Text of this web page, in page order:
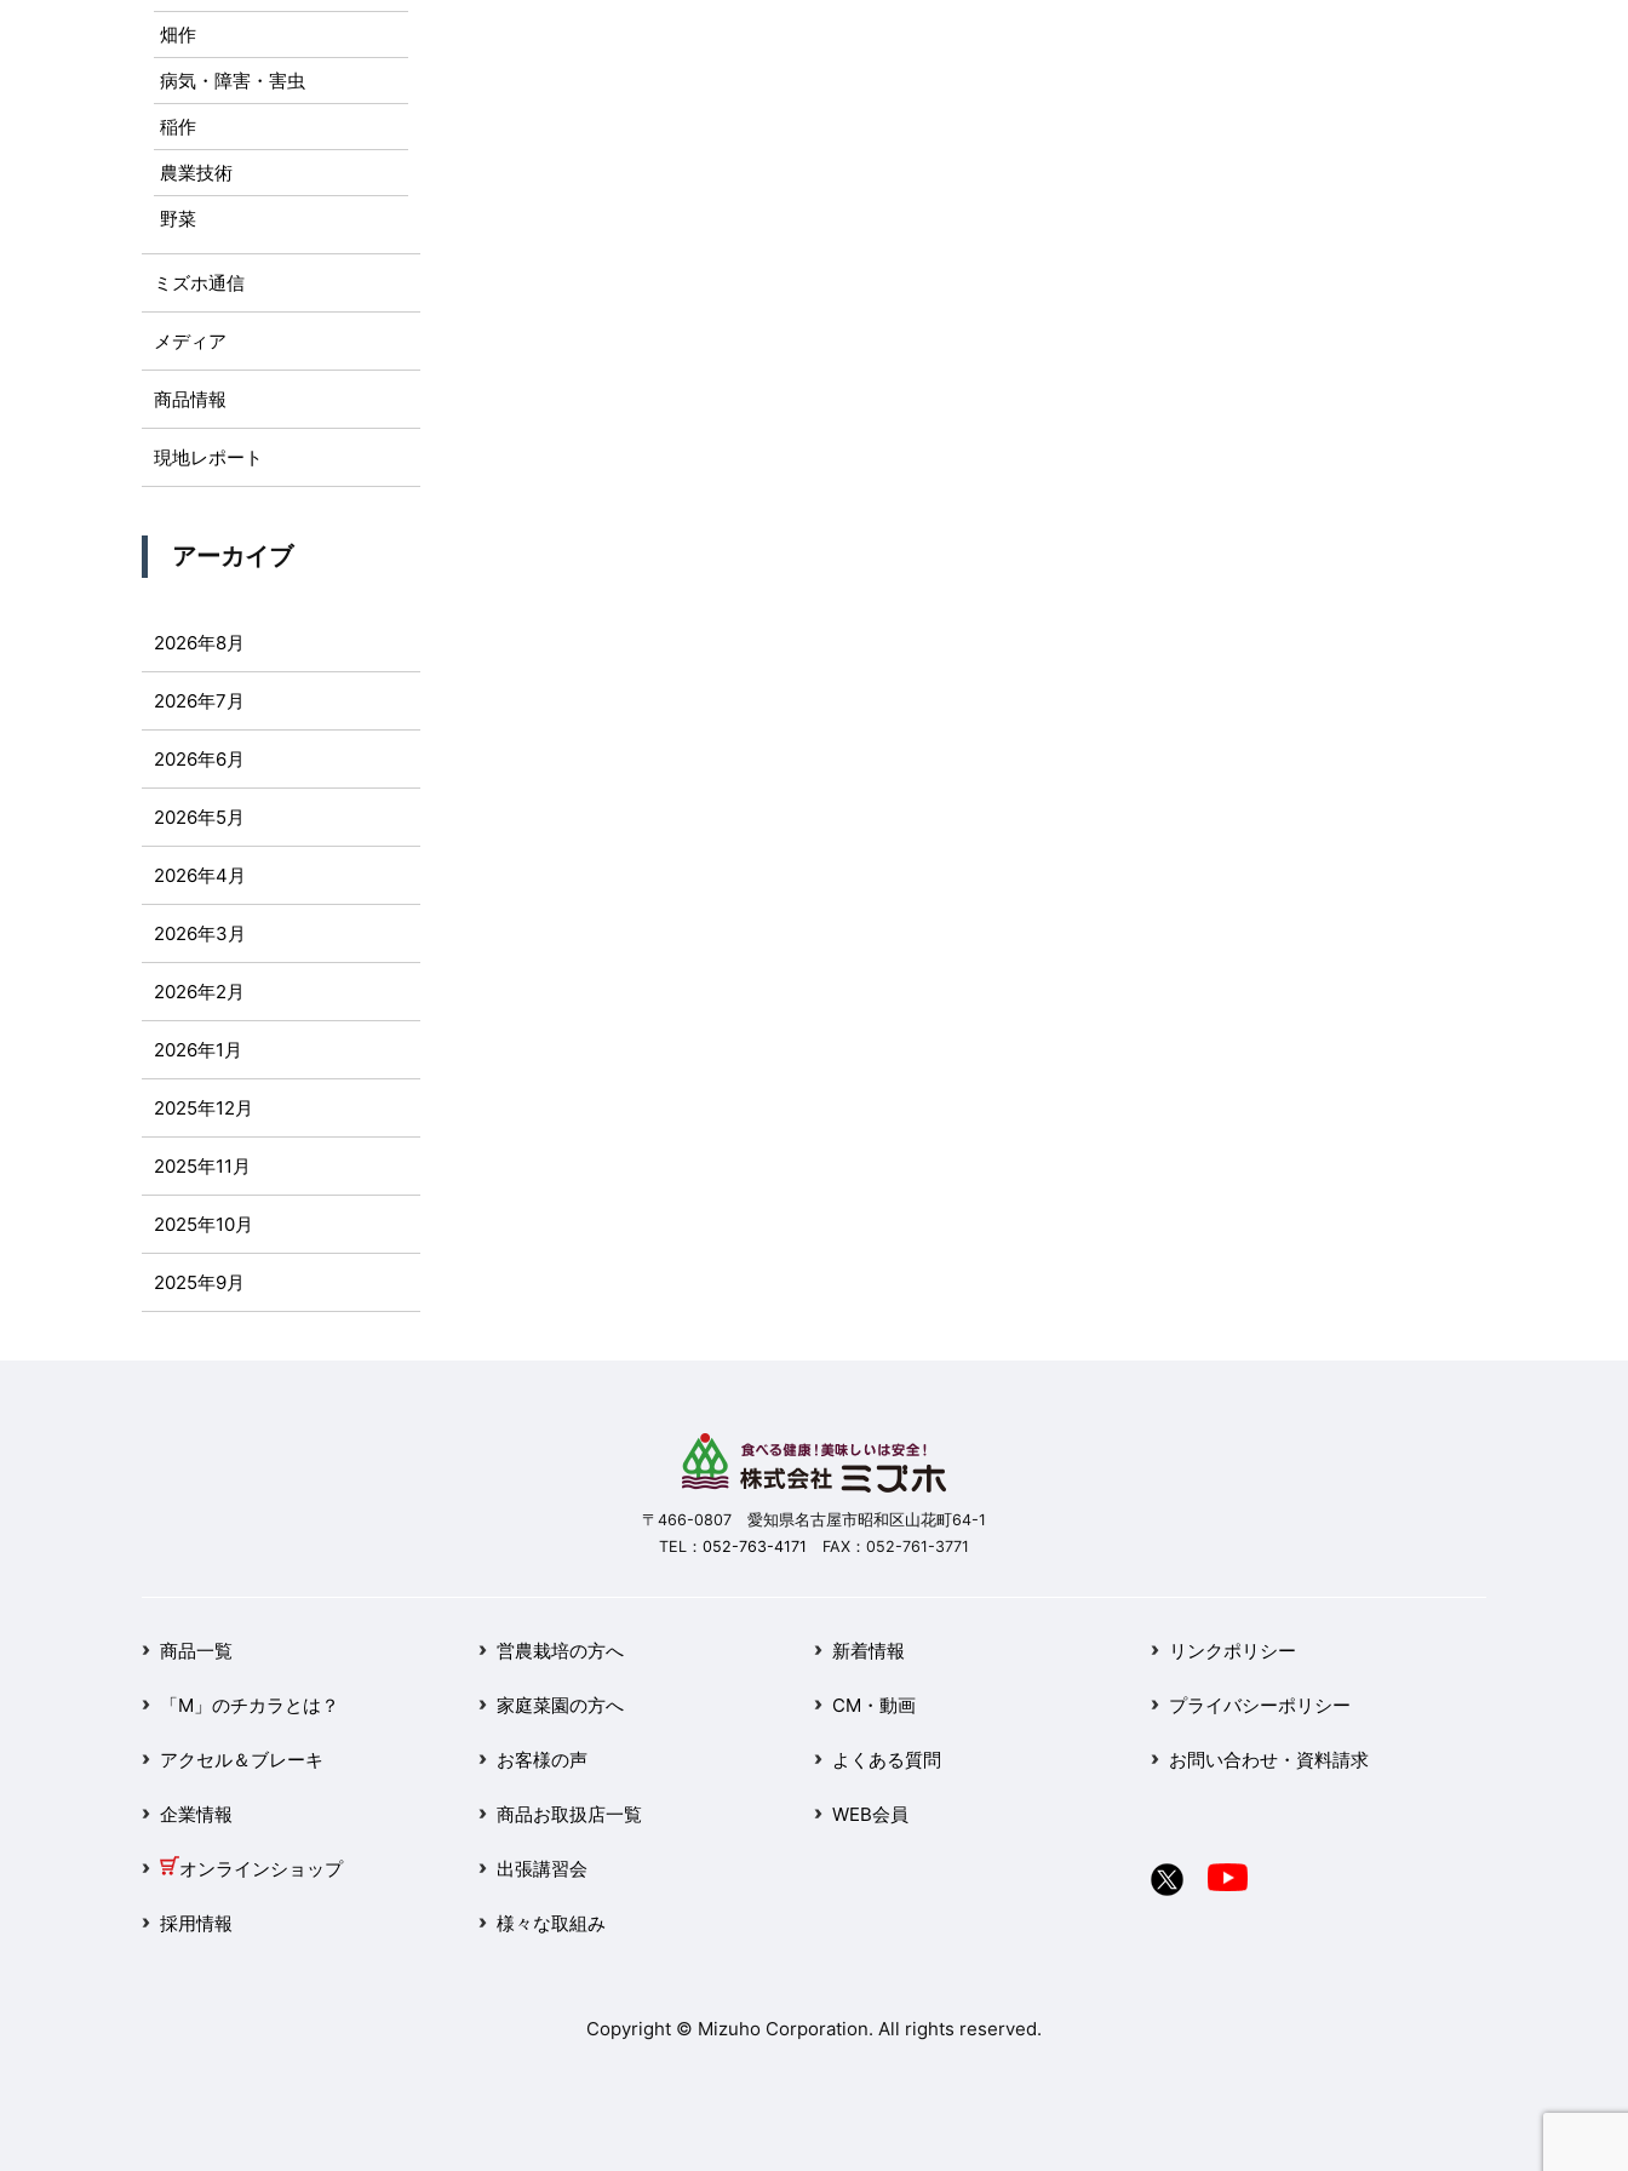
畑作
病気・障害・害虫
稲作
農業技術
野菜
ミズホ通信
メディア
商品情報
現地レポート
アーカイブ
2026年8月
2026年7月
2026年6月
2026年5月
2026年4月
2026年3月
2026年2月
2026年1月
2025年12月
2025年11月
2025年10月
2025年9月
2025年1月
2024年12月
2024年11月
2024年10月
〒466-0807 愛知県名古屋市昭和区山花町64-1
TEL： 052-763-4171 FAX：052-761-3771
商品一覧
「M」のチカラとは？
アクセル＆ブレーキ
企業情報
オンラインショップ
採用情報
営農栽培の方へ
家庭菜園の方へ
お客様の声
商品お取扱店一覧
出張講習会
様々な取組み
新着情報
CM・動画
よくある質問
WEB会員
リンクポリシー
プライバシーポリシー
お問い合わせ・資料請求
Copyright © Mizuho Corporation. All rights reserved.